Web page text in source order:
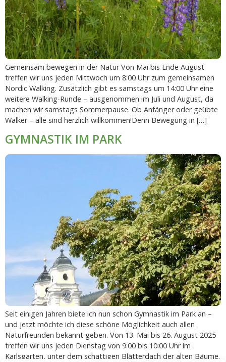
Gemeinsam bewegen in der Natur Von Mai bis Ende August
treffen wir uns jeden Mittwoch um 8:00 Uhr zum gemeinsamen
Nordic Walking. Zusätzlich gibt es samstags um 14:00 Uhr eine
weitere Walking-Runde – ausgenommen im Juli und August, da
machen wir samstags Sommerpause. Ob Anfänger oder geübte
Walker – alle sind herzlich willkommen!Denn Bewegung in […]
GYMNASTIK IM PARK
Seit einigen Jahren biete ich nun schon Gymnastik im Park an –
und jetzt möchte ich diese schöne Möglichkeit auch allen
Naturfreunden bekannt geben. Von 13. Mai bis 26. August 2025
treffen wir uns jeden Dienstag von 9:00 bis 10:00 Uhr im
Karlsgarten, unter dem schattigen Blätterdach der alten Bäume.